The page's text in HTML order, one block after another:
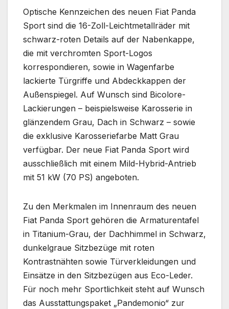
Optische Kennzeichen des neuen Fiat Panda
Sport sind die 16-Zoll-Leichtmetallräder mit
schwarz-roten Details auf der Nabenkappe,
die mit verchromten Sport-Logos
korrespondieren, sowie in Wagenfarbe
lackierte Türgriffe und Abdeckkappen der
Außenspiegel. Auf Wunsch sind Bicolore-
Lackierungen – beispielsweise Karosserie in
glänzendem Grau, Dach in Schwarz – sowie
die exklusive Karosseriefarbe Matt Grau
verfügbar. Der neue Fiat Panda Sport wird
ausschließlich mit einem Mild-Hybrid-Antrieb
mit 51 kW (70 PS) angeboten.
Zu den Merkmalen im Innenraum des neuen
Fiat Panda Sport gehören die Armaturentafel
in Titanium-Grau, der Dachhimmel in Schwarz,
dunkelgraue Sitzbezüge mit roten
Kontrastnähten sowie Türverkleidungen und
Einsätze in den Sitzbezügen aus Eco-Leder.
Für noch mehr Sportlichkeit steht auf Wunsch
das Ausstattungspaket „Pandemonio“ zur